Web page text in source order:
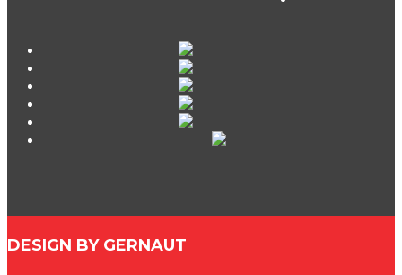
DESIGN BY GERNAUT